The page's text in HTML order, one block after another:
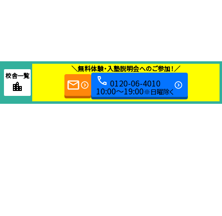
校舎一覧
＼無料体験・入塾説明会へのご参加！／
0120-06-4010
10:00～19:00※日曜除く